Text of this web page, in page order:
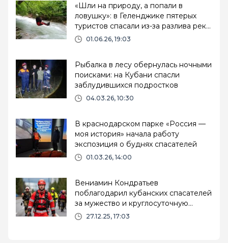
«Шли на природу, а попали в
ловушку»: в Геленджике пятерых
туристов спасали из-за разлива реки
Тхаб01.06.26, 19:03
Рыбалка в лесу обернулась ночными
поисками: на Кубани спасли
заблудившихся подростков
04.03.26, 10:30
В краснодарском парке «Россия —
моя история» начала работу
экспозиция о буднях спасателей
01.03.26, 14:00
Вениамин Кондратьев
поблагодарил кубанских спасателей
за мужество и круглосуточную
службу
27.12.25, 17:03